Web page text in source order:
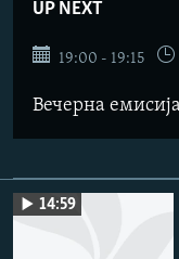
UP NEXT
19:00 - 19:15
Вечерна
14:59